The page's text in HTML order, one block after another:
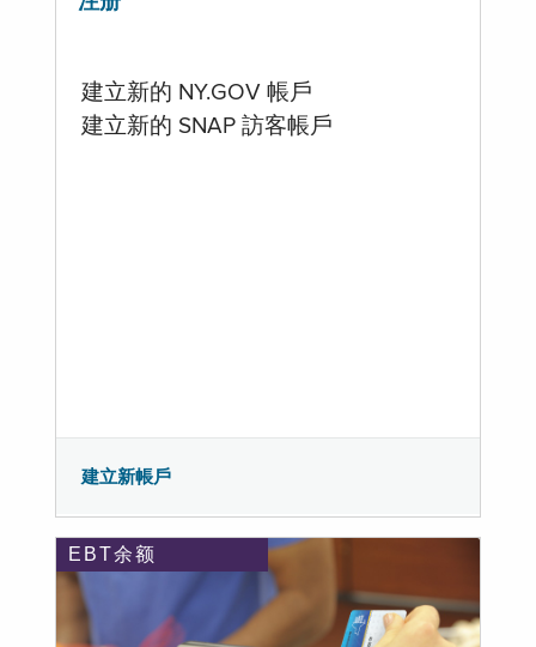
建立新的 NY.GOV 帳戶
建立新的 SNAP 訪客帳戶
建立新帳戶
EBT余额